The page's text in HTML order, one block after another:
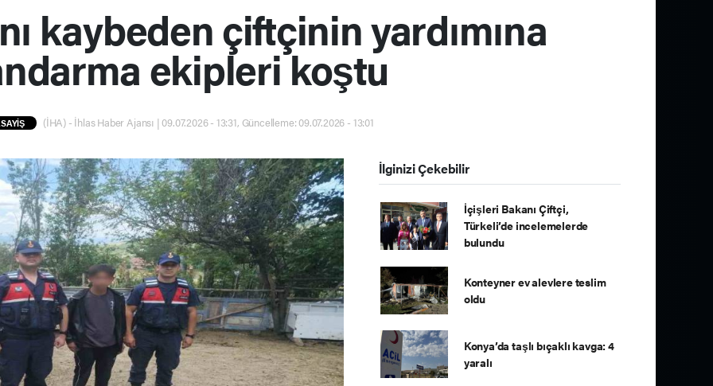
kaybeden çiftçinin yardımına
ekipleri koştu
(İHA) - İhlas Haber Ajansı | 09.07.2026 - 13:31, Güncelleme: 09.07.2026 - 13:01
İlginizi Çekebilir
İçişleri Bakanı Çiftçi,
Türkeli’de incelemelerde
bulundu
Konteyner ev alevlere teslim
oldu
Konya’da taşlı bıçaklı kavga: 4
yaralı